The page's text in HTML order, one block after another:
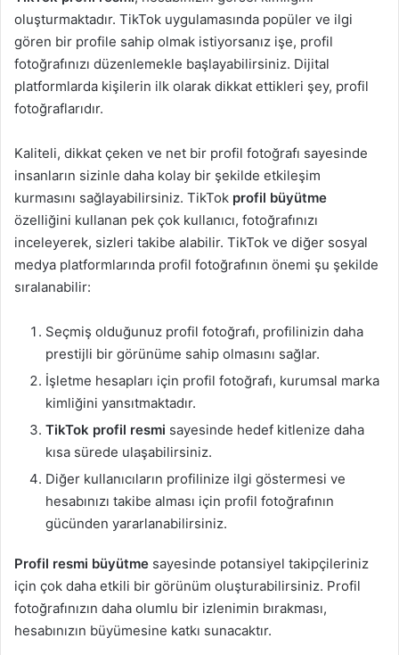
oluşturmaktadır. TikTok uygulamasında popüler ve ilgi
gören bir profile sahip olmak istiyorsanız işe, profil
fotoğrafınızı düzenlemekle başlayabilirsiniz. Dijital
platformlarda kişilerin ilk olarak dikkat ettikleri şey, profil
fotoğraflarıdır.
Kaliteli, dikkat çeken ve net bir profil fotoğrafı sayesinde
insanların sizinle daha kolay bir şekilde etkileşim
kurmasını sağlayabilirsiniz. TikTok profil büyütme
özelliğini kullanan pek çok kullanıcı, fotoğrafınızı
inceleyerek, sizleri takibe alabilir. TikTok ve diğer sosyal
medya platformlarında profil fotoğrafının önemi şu şekilde
sıralanabilir:
Seçmiş olduğunuz profil fotoğrafı, profilinizin daha
prestijli bir görünüme sahip olmasını sağlar.
İşletme hesapları için profil fotoğrafı, kurumsal marka
kimliğini yansıtmaktadır.
TikTok profil resmi sayesinde hedef kitlenize daha
kısa sürede ulaşabilirsiniz.
Diğer kullanıcıların profilinize ilgi göstermesi ve
hesabınızı takibe alması için profil fotoğrafının
gücünden yararlanabilirsiniz.
Profil resmi büyütme sayesinde potansiyel takipçileriniz
için çok daha etkili bir görünüm oluşturabilirsiniz. Profil
fotoğrafınızın daha olumlu bir izlenimin bırakması,
hesabınızın büyümesine katkı sunacaktır.